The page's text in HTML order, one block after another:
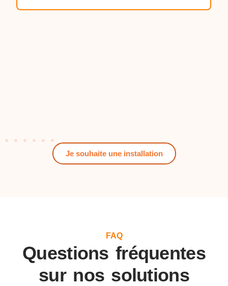
Je souhaite une installation
FAQ
Questions fréquentes
sur nos solutions